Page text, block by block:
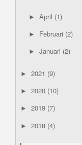
► April (1)
► Februari (2)
► Januari (2)
► 2021 (9)
► 2020 (10)
► 2019 (7)
► 2018 (4)